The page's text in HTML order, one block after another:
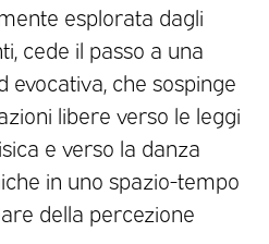
esplorata dagli
cede il passo a una
evocativa, che sospinge
libere verso le leggi
e verso la danza
in uno spazio-tempo
della percezione